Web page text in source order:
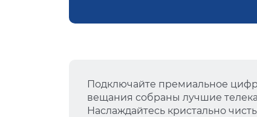
Подключайте премиальное
вещания собраны лучшие
Наслаждайтесь кристально